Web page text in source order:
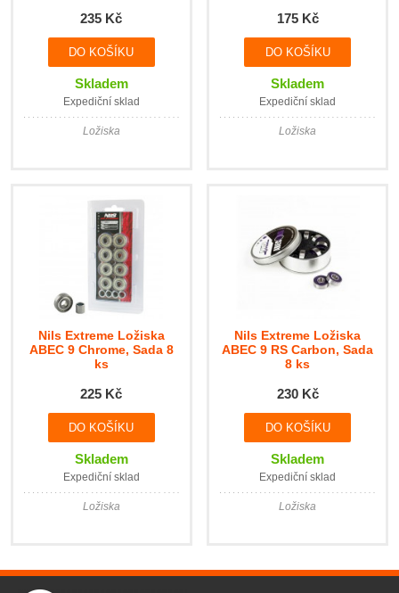
235 Kč
Skladem
Expediční sklad
Ložiska
175 Kč
Skladem
Expediční sklad
Ložiska
Nils Extreme Ložiska
ABEC 9 Chrome, Sada 8
ks
225 Kč
Skladem
Expediční sklad
Ložiska
Nils Extreme Ložiska
ABEC 9 RS Carbon, Sada
8 ks
230 Kč
Skladem
Expediční sklad
Ložiska